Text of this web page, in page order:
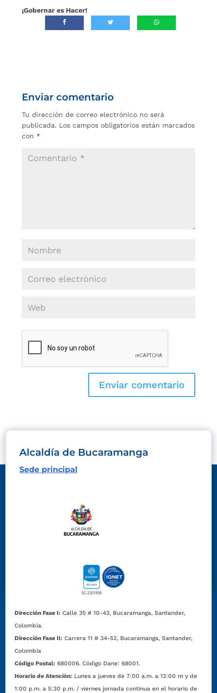
¡Gobernar es Hacer!
Enviar comentario
Tu dirección de correo electrónico no será
publicada. Los campos obligatorios están marcados
con *
Alcaldía de Bucaramanga
Sede principal
Dirección Fase I: Calle 35 # 10-43, Bucaramanga, Santander,
Colombia.
Dirección Fase II: Carrera 11 # 34-52, Bucaramanga, Santander,
Colombia
Código Postal: 680006. Código Dane: 68001.
Horario de Atención: Lunes a jueves de 7:00 a.m. a 12:00 m y de
1:00 p.m. a 5:30 p.m. / viernes jornada continua en el horario de